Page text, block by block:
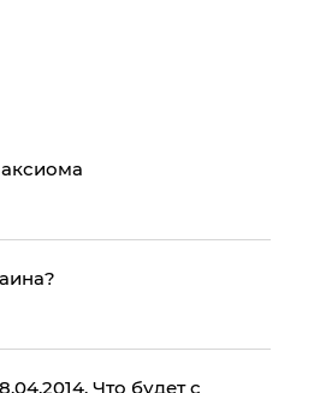
Что будет с